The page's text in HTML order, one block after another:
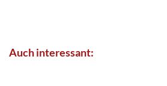
Auch interessant: